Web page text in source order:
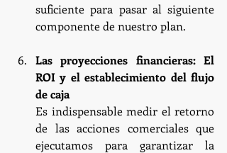
suficiente para pasar al siguiente
componente de nuestro plan.
Las proyecciones financieras: El
ROI y el establecimiento del flujo
de caja
Es indispensable medir el retorno
de las acciones comerciales que
ejecutamos para garantizar la